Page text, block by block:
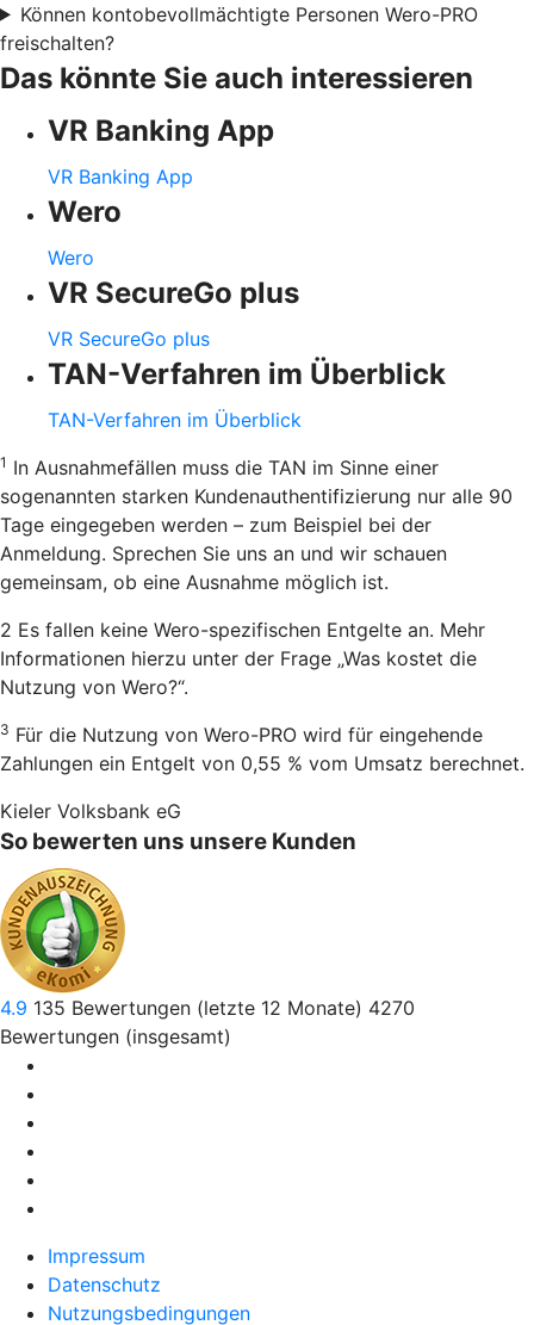
Können kontobevollmächtigte Personen Wero-PRO
freischalten?
Das könnte Sie auch interessieren
VR Banking App
VR Banking App
Wero
Wero
VR SecureGo plus
VR SecureGo plus
TAN-Verfahren im Überblick
TAN-Verfahren im Überblick
1 In Ausnahmefällen muss die TAN im Sinne einer
sogenannten starken Kundenauthentifizierung nur alle 90
Tage eingegeben werden – zum Beispiel bei der
Anmeldung. Sprechen Sie uns an und wir schauen
gemeinsam, ob eine Ausnahme möglich ist.
2 Es fallen keine Wero-spezifischen Entgelte an. Mehr
Informationen hierzu unter der Frage „Was kostet die
Nutzung von Wero?“.
3 Für die Nutzung von Wero-PRO wird für eingehende
Zahlungen ein Entgelt von 0,55 % vom Umsatz berechnet.
Kieler Volksbank eG
So bewerten uns unsere Kunden
4.9 135 Bewertungen (letzte 12 Monate) 4270
Bewertungen (insgesamt)
Impressum
Datenschutz
Nutzungsbedingungen